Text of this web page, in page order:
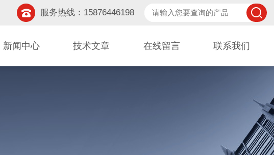
服务热线：15876446198
新闻中心 技术文章 在线留言 联系我们